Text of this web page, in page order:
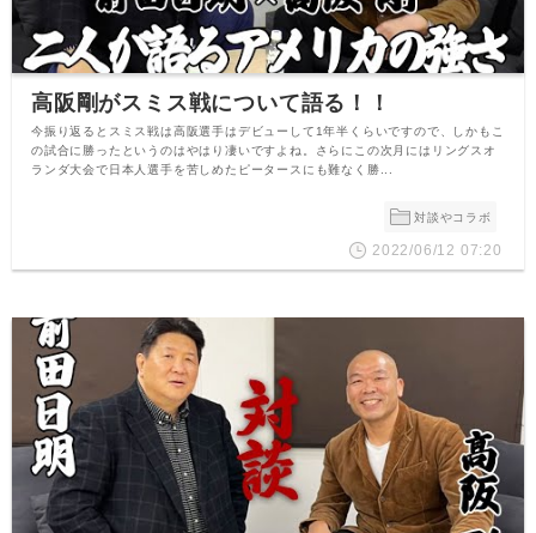
高阪剛がスミス戦について語る！！
今振り返るとスミス戦は高阪選手はデビューして1年半くらいですので、しかもこ
の試合に勝ったというのはやはり凄いですよね。さらにこの次月にはリングスオ
ランダ大会で日本人選手を苦しめたピータースにも難なく勝...
対談やコラボ
2022/06/12 07:20